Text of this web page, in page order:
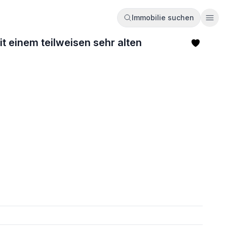
Immobilie suchen
einem teilweisen sehr alten